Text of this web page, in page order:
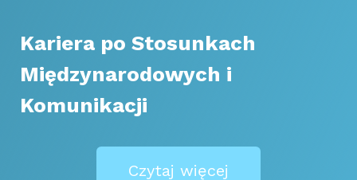
Kariera po Stosunkach
Międzynarodowych i
Komunikacji
Czytaj więcej